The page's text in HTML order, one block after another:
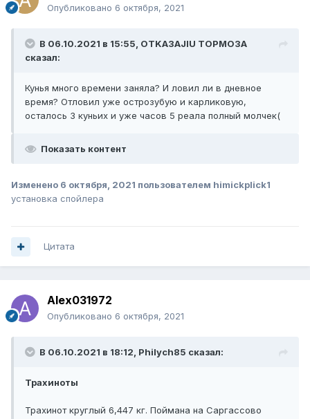
Опубликовано 6 октября, 2021
В 06.10.2021 в 15:55, OTKA3AJIU TOPMO3A
сказал:
Кунья много времени заняла? И ловил ли в дневное
время? Отловил уже острозубую и карликовую,
осталось 3 куньих и уже часов 5 реала полный молчек(
Показать контент
Изменено 6 октября, 2021 пользователем himickplick1
установка спойлера
Цитата
Alex031972
Опубликовано 6 октября, 2021
В 06.10.2021 в 18:12, Philych85 сказал:
Трахиноты
Трахинот круглый 6,447 кг. Поймана на Саргассово